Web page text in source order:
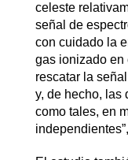
celeste
señal de
con cuidado la
gas ionizado en
rescatar la
y, de hecho, las
como tales, en